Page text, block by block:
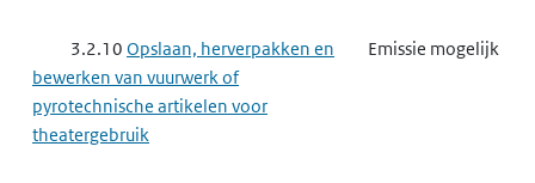
3.2.10 Opslaan, herverpakken en
bewerken van vuurwerk of
pyrotechnische artikelen voor
theatergebruik
Emissie mogelijk